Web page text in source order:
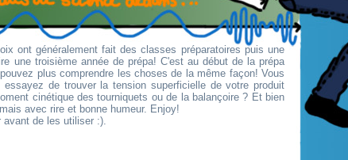
ont généralement fait des classes préparatoires puis une
une troisième année de prépa! C'est au début de la prépa
plus comprendre les choses de la même façon! Vous
de trouver la tension superficielle de votre produit
cinétique des tourniquets ou de la balançoire ? Et bien
avec rire et bonne humeur. Enjoy!
avant de les utiliser :).